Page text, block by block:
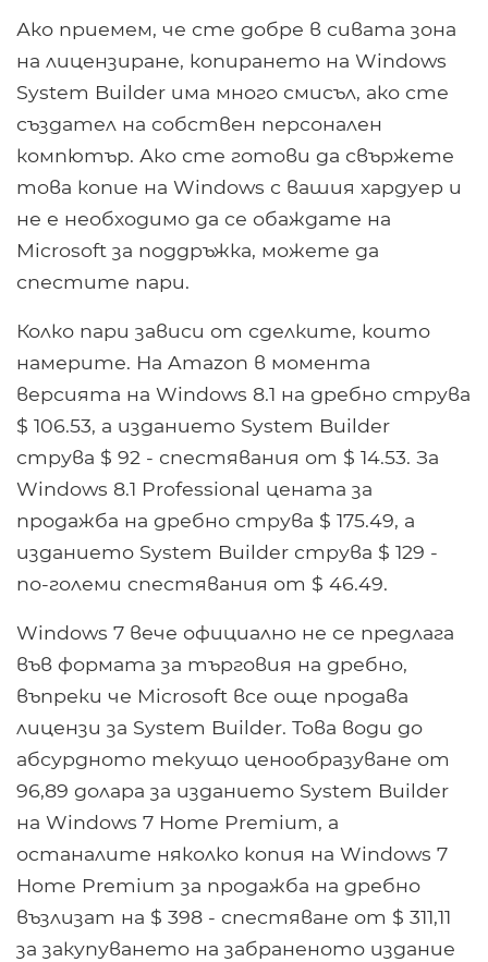
Ако приемем, че сте добре в сивата зона
на лицензиране, копирането на Windows
System Builder има много смисъл, ако сте
създател на собствен персонален
компютър. Ако сте готови да свържете
това копие на Windows с вашия хардуер и
не е необходимо да се обаждате на
Microsoft за поддръжка, можете да
спестите пари.
Колко пари зависи от сделките, които
намерите. На Amazon в момента
версията на Windows 8.1 на дребно струва
$ 106.53, а изданието System Builder
струва $ 92 - спестявания от $ 14.53. За
Windows 8.1 Professional цената за
продажба на дребно струва $ 175.49, а
изданието System Builder струва $ 129 -
по-големи спестявания от $ 46.49.
Windows 7 вече официално не се предлага
във формата за търговия на дребно,
въпреки че Microsoft все още продава
лицензи за System Builder. Това води до
абсурдното текущо ценообразуване от
96,89 долара за изданието System Builder
на Windows 7 Home Premium, а
останалите няколко копия на Windows 7
Home Premium за продажба на дребно
възлизат на $ 398 - спестяване от $ 311,11
за закупуването на забраненото издание